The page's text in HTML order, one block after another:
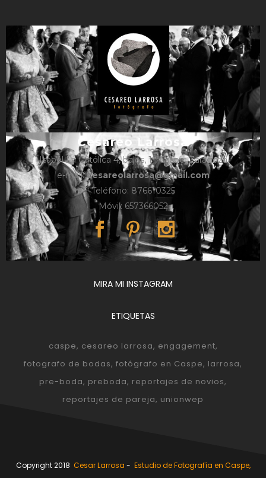
Cesareo Larrosa
Isabel La Católica 4, bajos, 1º, Caspe, Zaragoza
e-mail:cesareolarrosa@gmail.com
Teléfono: 876610325
Móvil: 657366052
MIRA MI INSTAGRAM
ETIQUETAS
caspe cesareo larrosa engagement
fotografo de bodas fotógrafo en Caspe larrosa
pre-boda preboda reportajes de novios
reportajes de pareja unionwep
Copyright 2018 Cesar Larrosa - Estudio de Fotografía en Caspe,